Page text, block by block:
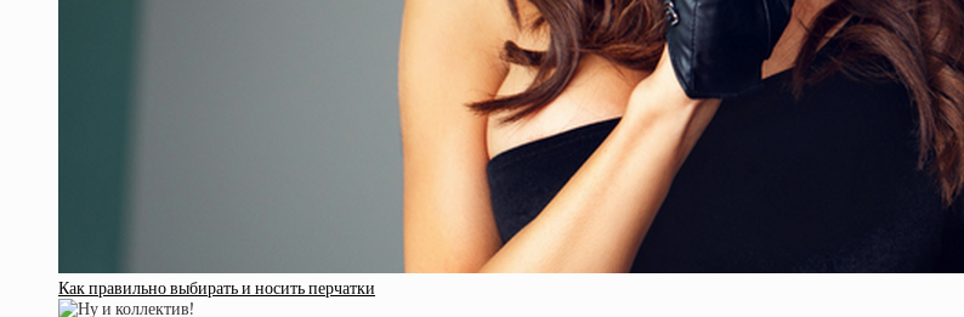
Как правильно выбирать и носить перчатки